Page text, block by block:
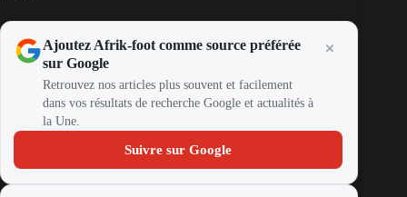
Ajoutez Afrik-foot comme source préférée
sur Google
Retrouvez nos articles plus souvent et facilement
dans vos résultats de recherche Google et actualités à
la Une.
Suivre sur Google